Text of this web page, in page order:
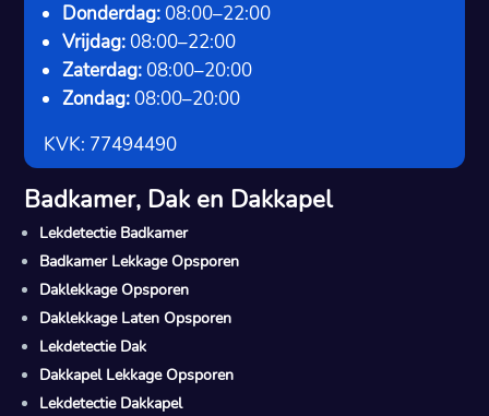
Donderdag: 08:00–22:00
Vrijdag: 08:00–22:00
Zaterdag: 08:00–20:00
Zondag: 08:00–20:00
KVK: 77494490
Badkamer, Dak en Dakkapel
Lekdetectie Badkamer
Badkamer Lekkage Opsporen
Daklekkage Opsporen
Daklekkage Laten Opsporen
Lekdetectie Dak
Dakkapel Lekkage Opsporen
Lekdetectie Dakkapel